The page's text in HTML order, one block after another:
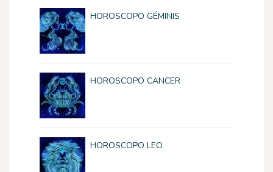
HOROSCOPO GÉMINIS
HOROSCOPO CANCER
HOROSCOPO LEO